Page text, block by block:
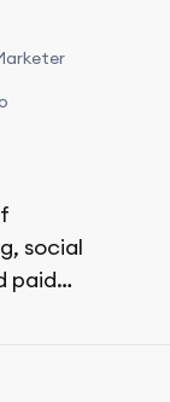
social
paid